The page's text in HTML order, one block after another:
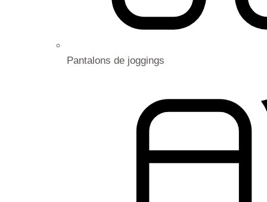
Pantalons de joggings